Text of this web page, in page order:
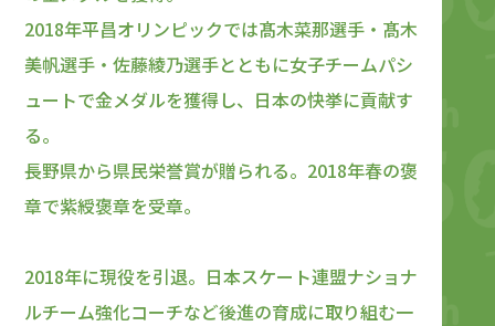
2018年平昌オリンピックでは髙木菜那選手・髙木
美帆選手・佐藤綾乃選手とともに女子チームパシ
ュートで金メダルを獲得し、日本の快挙に貢献す
る。
長野県から県民栄誉賞が贈られる。2018年春の褒
章で紫綬褒章を受章。
2018年に現役を引退。日本スケート連盟ナショナ
ルチーム強化コーチなど後進の育成に取り組む一